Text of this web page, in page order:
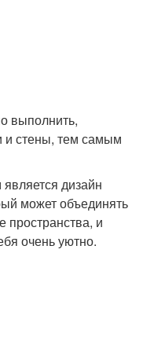
выполнить,
и стены, тем самым
дизайн
может объединять
пространства, и
очень уютно.